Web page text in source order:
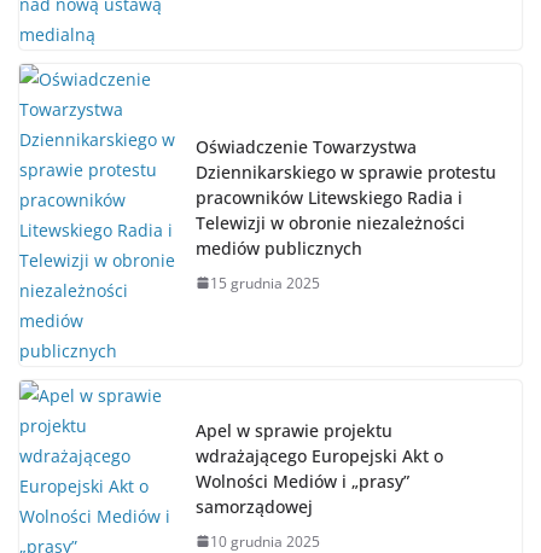
Oświadczenie Towarzystwa
Dziennikarskiego w sprawie protestu
pracowników Litewskiego Radia i
Telewizji w obronie niezależności
mediów publicznych
15 grudnia 2025
Apel w sprawie projektu
wdrażającego Europejski Akt o
Wolności Mediów i „prasy”
samorządowej
10 grudnia 2025